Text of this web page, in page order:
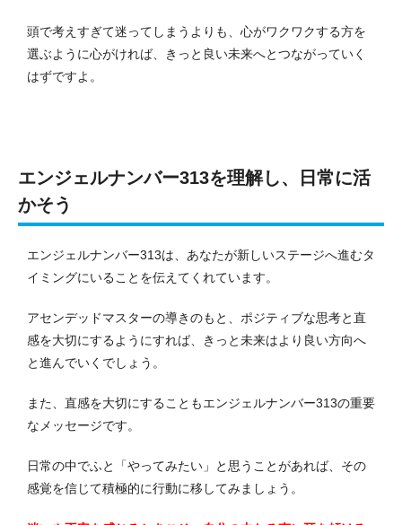
頭で考えすぎて迷ってしまうよりも、心がワクワクする方を
選ぶように心がければ、きっと良い未来へとつながっていく
はずですよ。
エンジェルナンバー313を理解し、日常に活
かそう
エンジェルナンバー313は、あなたが新しいステージへ進むタ
イミングにいることを伝えてくれています。
アセンデッドマスターの導きのもと、ポジティブな思考と直
感を大切にするようにすれば、きっと未来はより良い方向へ
と進んでいくでしょう。
また、直感を大切にすることもエンジェルナンバー313の重要
なメッセージです。
日常の中でふと「やってみたい」と思うことがあれば、その
感覚を信じて積極的に行動に移してみましょう。